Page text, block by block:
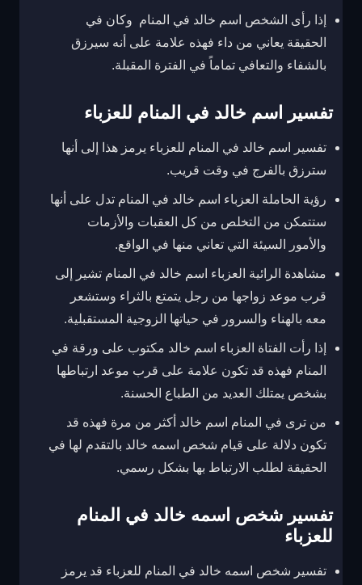
إذا رأى الشخص اسم خالد في المنام وكان في
الحقيقة يعاني من داء فهذه علامة على أنه سيرزق
بالشفاء والتعافي تماماً في الفترة المقبلة.
تفسير اسم خالد في المنام للعزباء
تفسير اسم خالد في المنام للعزباء يرمز هذا إلى أنها
سترزق بالفرج في وقت قريب.
رؤية الحاملة العزباء اسم خالد في المنام تدل على أنها
ستتمكن من التخلص من كل العقبات والأزمات
والأمور السيئة التي تعاني منها في الواقع.
مشاهدة الرائية العزباء اسم خالد في المنام تشير إلى
قرب موعد زواجها من رجل يتمتع بالثراء وستشعر
معه بالهناء والسرور في حياتها الزوجية المستقبلية.
إذا رأت الفتاة العزباء اسم خالد مكتوب على ورقة في
المنام فهذه قد تكون علامة على قرب موعد ارتباطها
بشخص يمتلك العديد من الطباع الحسنة.
من ترى في المنام اسم خالد أكثر من مرة فهذه قد
تكون دلالة على قيام شخص اسمه خالد بالتقدم لها في
الحقيقة لطلب الارتباط بها بشكل رسمي.
تفسير شخص اسمه خالد في المنام
للعزباء
تفسير شخص اسمه خالد في المنام للعزباء قد يرمز